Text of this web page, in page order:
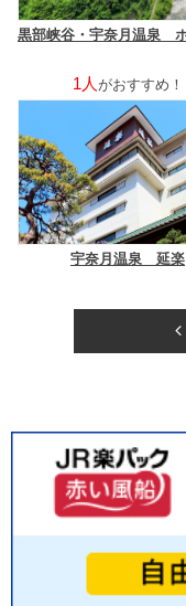
1人 がおすすめ！
宇奈月温泉 延楽